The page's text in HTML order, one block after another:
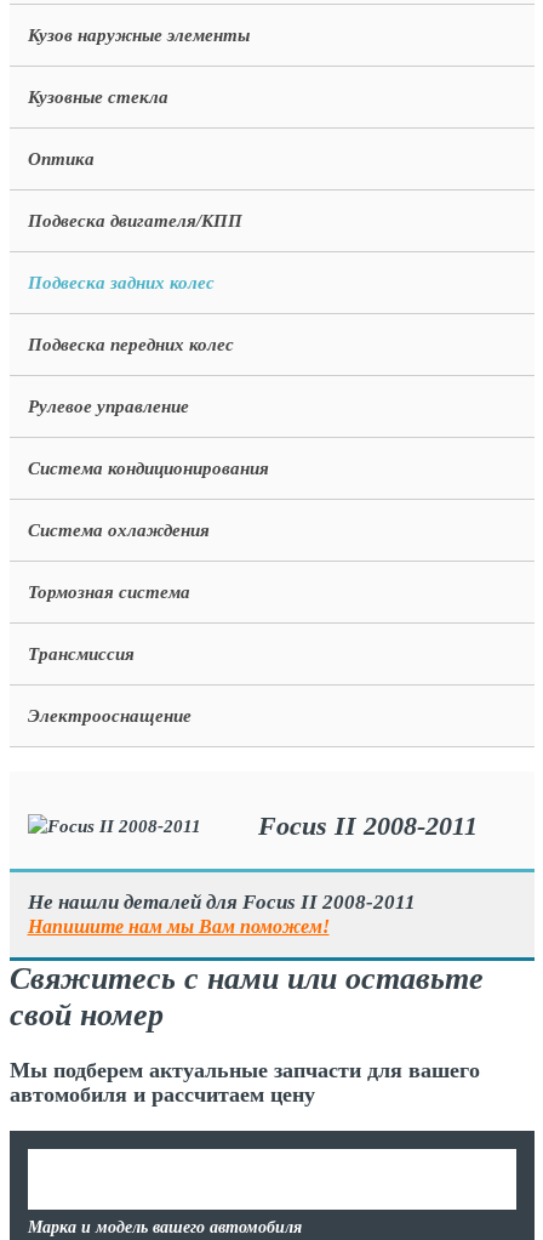
Кузов наружные элементы
Кузовные стекла
Оптика
Подвеска двигателя/КПП
Подвеска задних колес
Подвеска передних колес
Рулевое управление
Система кондиционирования
Система охлаждения
Тормозная система
Трансмиссия
Электрооснащение
Focus II 2008-2011
Не нашли деталей для Focus II 2008-2011
Напишите нам мы Вам поможем!
Свяжитесь с нами или оставьте
свой номер
Мы подберем актуальные запчасти для вашего
автомобиля и рассчитаем цену
Марка и модель вашего автомобиля